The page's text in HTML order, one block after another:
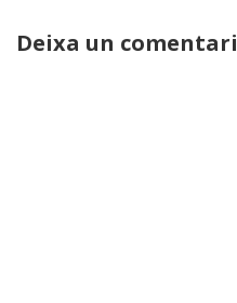
Deixa un comentari